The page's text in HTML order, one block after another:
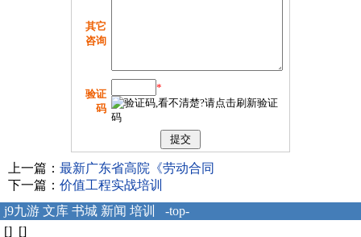
其它
咨询
验证
码
*
上一篇： 最新广东省高院《劳动合同
下一篇： 价值工程实战培训
j9九游 文库 书城 新闻 培训
-top-
[] []